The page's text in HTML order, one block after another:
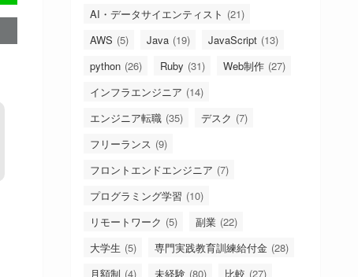
AI・データサイエンティスト (21)
AWS (5) Java (19) JavaScript (13)
python (26) Ruby (31) Web制作 (27)
インフラエンジニア (14)
エンジニア転職 (35) デスク (7)
フリーランス (9)
フロントエンドエンジニア (7)
プログラミング学習 (10)
リモートワーク (5) 副業 (22)
大学生 (5) 専門実践教育訓練給付金 (28)
月額制 (4) 未経験 (80) 比較 (27)